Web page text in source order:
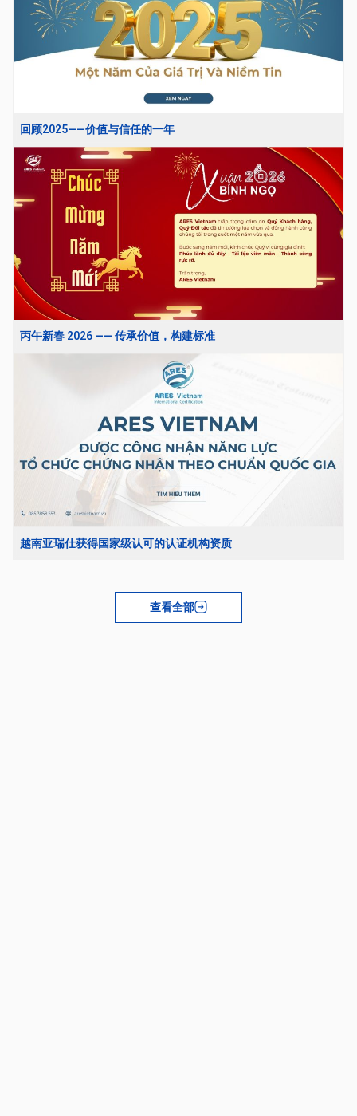
回顾2025——价值与信任的一年
丙午新春 2026 —— 传承价值，构建标准
越南亚瑞仕获得国家级认可的认证机构资质
查看全部